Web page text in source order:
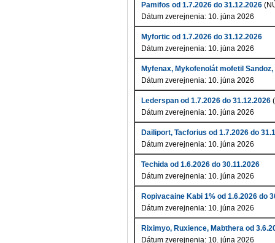
Pamifos od 1.7.2026 do 31.12.2026
Dátum zverejnenia: 10. júna 2026
Myfortic od 1.7.2026 do 31.12.2026
Dátum zverejnenia: 10. júna 2026
Myfenax, Mykofenolát mofetil
Dátum zverejnenia: 10. júna 2026
Lederspan od 1.7.2026 do 31.12.2026
Dátum zverejnenia: 10. júna 2026
Dailiport, Tacforius od 1.7.2026 do
Dátum zverejnenia: 10. júna 2026
Techida od 1.6.2026 do 30.11.2026
Dátum zverejnenia: 10. júna 2026
Ropivacaine Kabi 1% od 1.6.2026 do
Dátum zverejnenia: 10. júna 2026
Riximyo, Ruxience, Mabthera od
Dátum zverejnenia: 10. júna 2026